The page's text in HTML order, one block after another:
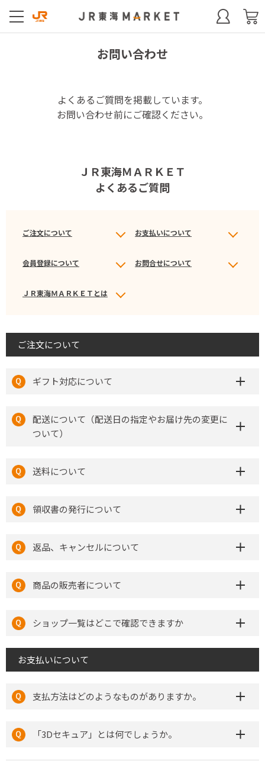
お問い合わせ
よくあるご質問を掲載しています。
お問い合わせ前にご確認ください。
ＪＲ東海ＭＡＲＫＥＴ
よくあるご質問
ご注文について お支払いについて
会員登録について お問合せについて
ＪＲ東海ＭＡＲＫＥＴとは
ご注文について
ギフト対応について
配送について（配送日の指定やお届け先の変更に
ついて）
送料について
領収書の発行について
返品、キャンセルについて
商品の販売者について
ショップ一覧はどこで確認できますか
お支払いについて
支払方法はどのようなものがありますか。
「3Dセキュア」とは何でしょうか。